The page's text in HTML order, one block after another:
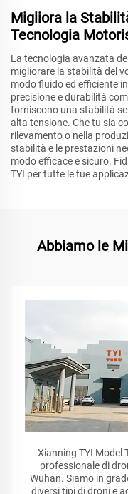
Migliora la
Tecnologia
La tecnologia avanzata
migliorare la stabilità del
modo fluido ed efficiente
precisione e durabilità
forniscono una stabilità
alta tensione. Che tu sia
rilevamento o nella
stabilità e le prestazioni
modo efficace e sicuro.
TYI per tutte le tue
Abbiamo le
Xianning TYI Model
professionale di
Wuhan. Siamo in
diversi tipi di droni e